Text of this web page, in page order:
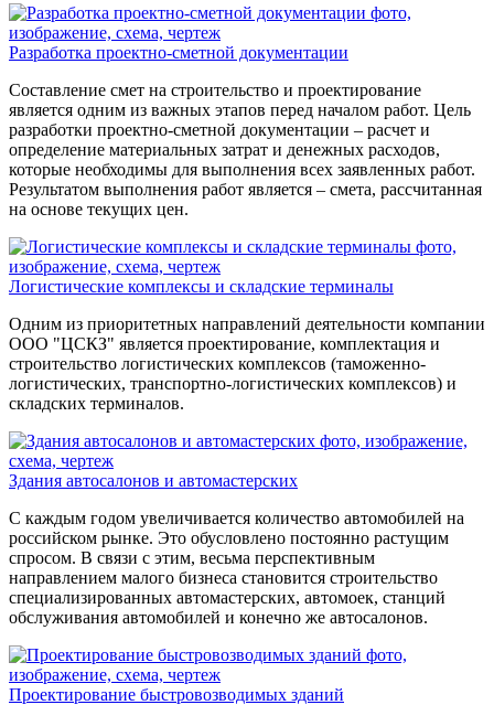
Разработка проектно-сметной документации
Составление смет на строительство и проектирование
является одним из важных этапов перед началом работ. Цель
разработки проектно-сметной документации – расчет и
определение материальных затрат и денежных расходов,
которые необходимы для выполнения всех заявленных работ.
Результатом выполнения работ является – смета, рассчитанная
на основе текущих цен.
Логистические комплексы и складские терминалы
Одним из приоритетных направлений деятельности компании
ООО "ЦСКЗ" является проектирование, комплектация и
строительство логистических комплексов (таможенно-
логистических, транспортно-логистических комплексов) и
складских терминалов.
Здания автосалонов и автомастерских
С каждым годом увеличивается количество автомобилей на
российском рынке. Это обусловлено постоянно растущим
спросом. В связи с этим, весьма перспективным
направлением малого бизнеса становится строительство
специализированных автомастерских, автомоек, станций
обслуживания автомобилей и конечно же автосалонов.
Проектирование быстровозводимых зданий